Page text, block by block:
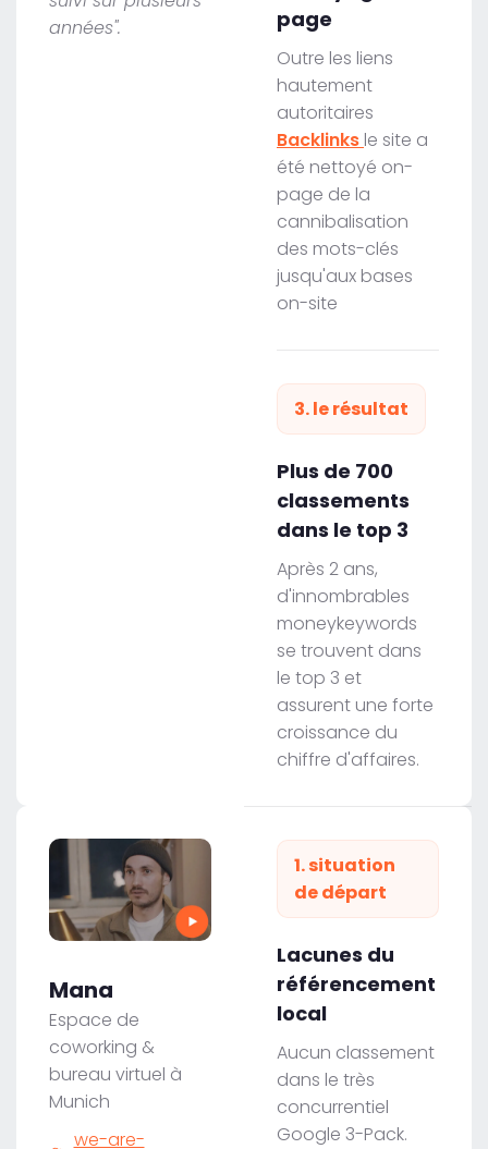
années".
page
Outre les liens
hautement
autoritaires
Backlinks le site a
été nettoyé on-
page de la
cannibalisation
des mots-clés
jusqu'aux bases
on-site
3. le résultat
Plus de 700
classements
dans le top 3
Après 2 ans,
d'innombrables
moneykeywords
se trouvent dans
le top 3 et
assurent une forte
croissance du
chiffre d'affaires.
1. situation
de départ
Lacunes du
référencement
local
Aucun classement
dans le très
concurrentiel
Google 3-Pack.
Mana
Espace de
coworking &
bureau virtuel à
Munich
we-are-